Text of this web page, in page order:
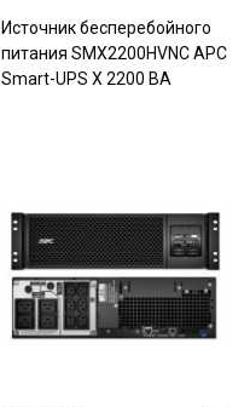
Источник бесперебойного
питания SMX2200HVNC APC
Smart-UPS X 2200 ВА